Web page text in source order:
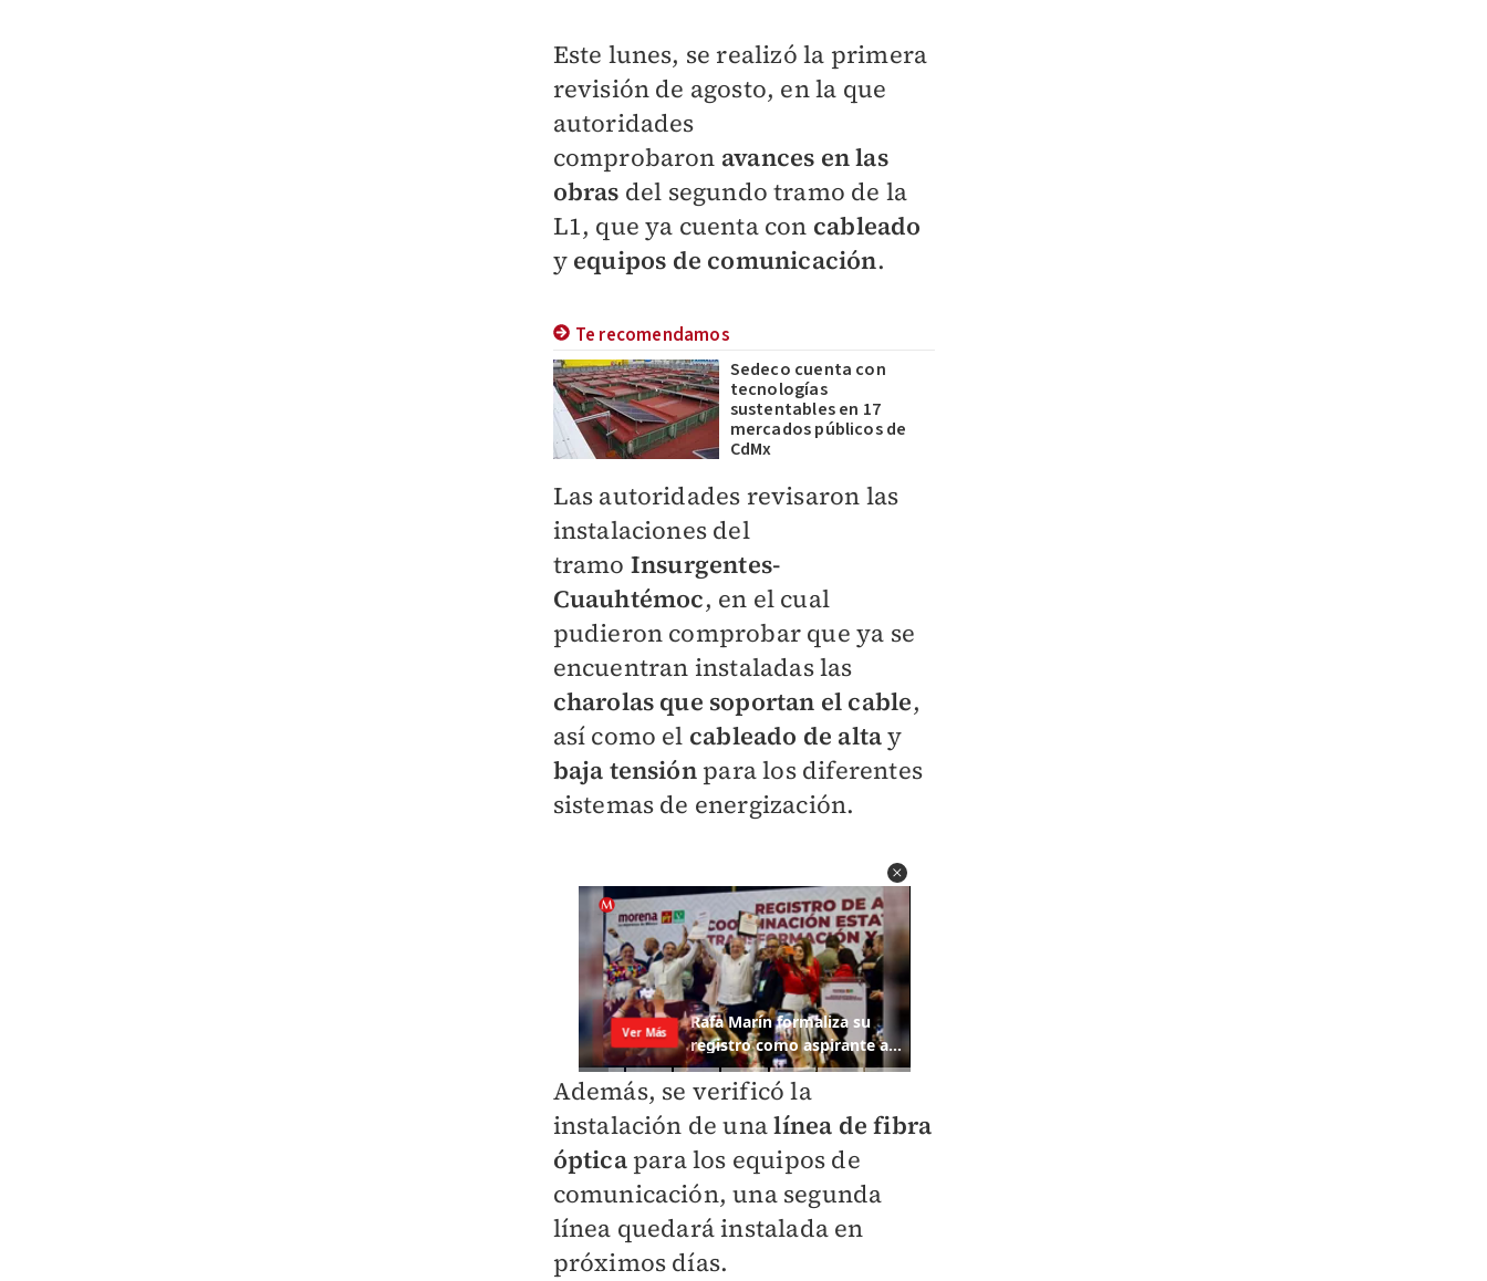
Este lunes, se realizó la primera
revisión de agosto, en la que
autoridades
comprobaron avances en las
obras del segundo tramo de la
L1, que ya cuenta con cableado
y equipos de comunicación.
Te recomendamos
Sedeco cuenta con
tecnologías
sustentables en 17
mercados públicos de
CdMx
Las autoridades revisaron las
instalaciones del
tramo Insurgentes-
Cuauhtémoc, en el cual
pudieron comprobar que ya se
encuentran instaladas las
charolas que soportan el cable,
así como el cableado de altay
baja tensiónpara los diferentes
sistemas de energización.
Además, se verificó la
instalación de unalínea defibra
ópticapara los equipos de
comunicación, una segunda
línea quedará instalada en
próximos días.